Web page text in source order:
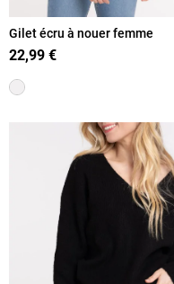
Gilet écru à nouer femme
22,99 €